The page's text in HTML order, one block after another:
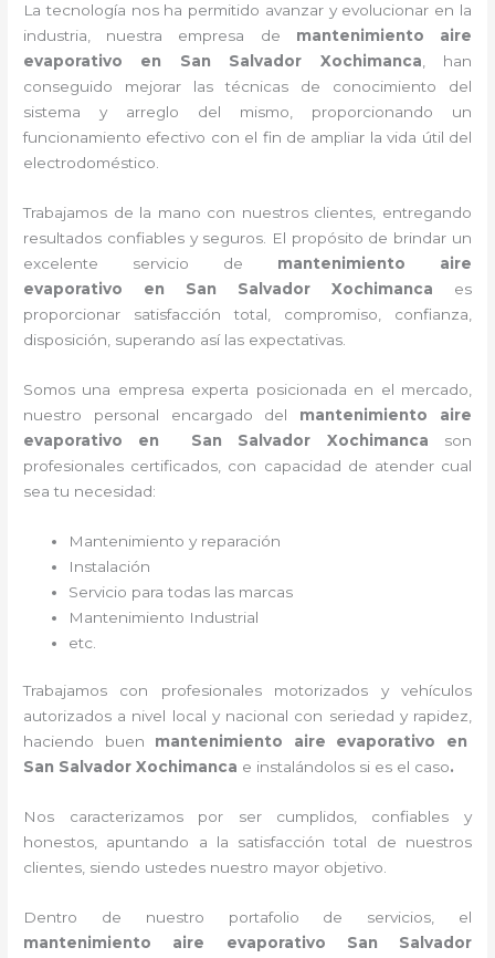
La tecnología nos ha permitido avanzar y evolucionar en la
industria, nuestra empresa de mantenimiento aire
evaporativo en San Salvador Xochimanca, han
conseguido mejorar las técnicas de conocimiento del
sistema y arreglo del mismo, proporcionando un
funcionamiento efectivo con el fin de ampliar la vida útil del
electrodoméstico.
Trabajamos de la mano con nuestros clientes, entregando
resultados confiables y seguros. El propósito de brindar un
excelente servicio de mantenimiento aire
evaporativo en San Salvador Xochimanca
es
proporcionar satisfacción total, compromiso, confianza,
disposición, superando así las expectativas.
Somos una empresa experta posicionada en el mercado,
nuestro personal encargado del mantenimiento aire
evaporativo en San Salvador Xochimanca
son
profesionales certificados, con capacidad de atender cual
sea tu necesidad:
Mantenimiento y reparación
Instalación
Servicio para todas las marcas
Mantenimiento Industrial
etc.
Trabajamos con profesionales motorizados y vehículos
autorizados a nivel local y nacional con seriedad y rapidez,
haciendo buen mantenimiento aire evaporativo en
San Salvador Xochimanca e instalándolos si es el caso.
Nos caracterizamos por ser cumplidos, confiables y
honestos, apuntando a la satisfacción total de nuestros
clientes, siendo ustedes nuestro mayor objetivo.
Dentro de nuestro portafolio de servicios, el
mantenimiento aire evaporativo San Salvador